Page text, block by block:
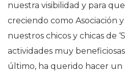
nuestra visibilidad y para
creciendo como Asociación
nuestros chicos y chicas de
actividades muy
último, ha querido hacer un